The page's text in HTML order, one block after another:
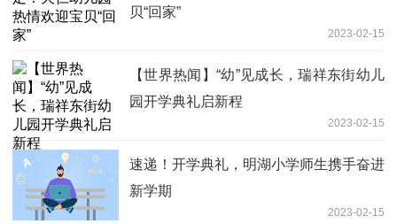
贝“回家”
2023-02-15
【世界热闻】“幼”见成长，瑞祥东街幼儿
园开学典礼启新程
2023-02-15
速递！开学典礼，明湖小学师生携手奋进
新学期
2023-02-15